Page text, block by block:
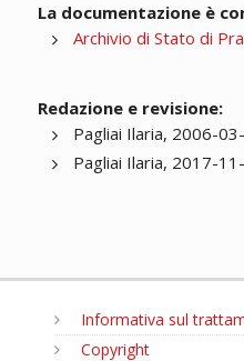
La documentazione è
Archivio di Stato di
Redazione e revisione:
Pagliai Ilaria, 2006-
Pagliai Ilaria, 2017-
Informativa sul
Copyright